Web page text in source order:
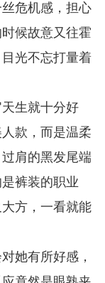
危机感，担心
候故意又往霍
光不忘打量着
生就十分好
款，而是温柔
肩的黑发尾端
裤装的职业
方，一看就能
她有所好感，